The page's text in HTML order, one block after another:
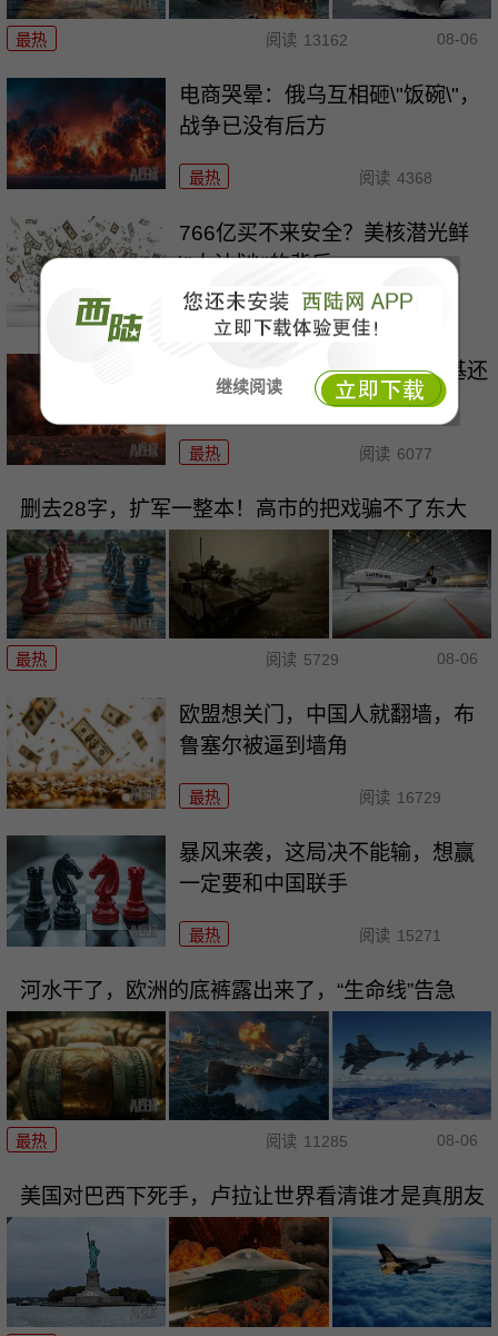
继续阅读
最热 阅读 13162 08-06
电商哭晕：俄乌互相砸\"饭碗\"，
战争已没有后方
最热 阅读 4368
766亿买不来安全？美核潜光鲜
\"大计划\"的背后
最热 阅读
被俄导弹天天“洗地”，泽连斯基还
在做着美梦！
最热 阅读 6077
删去28字，扩军一整本！高市的把戏骗不了东大
最热 阅读 5729 08-06
欧盟想关门，中国人就翻墙，布
鲁塞尔被逼到墙角
最热 阅读 16729
暴风来袭，这局决不能输，想赢
一定要和中国联手
最热 阅读 15271
河水干了，欧洲的底裤露出来了，“生命线”告急
最热 阅读 11285 08-06
美国对巴西下死手，卢拉让世界看清谁才是真朋友